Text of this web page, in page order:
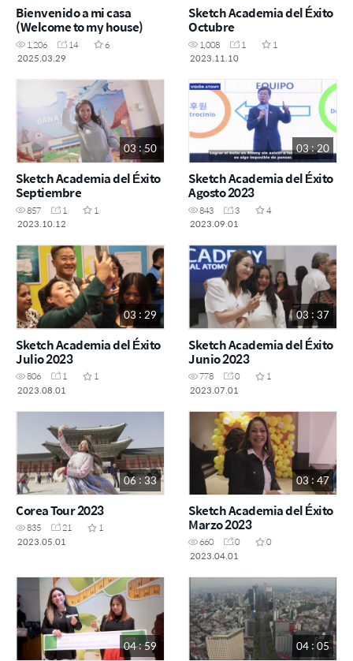
Bienvenido a mi casa
(Welcome to my house)
1,206 14
6
2025.03.29
Sketch Academia del Éxito
Octubre
1,008 1
1
2023.11.10
03 : 50
Sketch Academia del Éxito
Septiembre
857 1
1
2023.10.12
03 : 20
Sketch Academia del Éxito
Agosto 2023
843 3
4
2023.09.01
03 : 29
Sketch Academia del Éxito
Julio 2023
806 1
1
2023.08.01
03 : 37
Sketch Academia del Éxito
Junio 2023
778 0
1
2023.07.01
06 : 33
Corea Tour 2023
835 21
1
2023.05.01
03 : 47
Sketch Academia del Éxito
Marzo 2023
660 0
0
2023.04.01
04 : 59 04 : 05